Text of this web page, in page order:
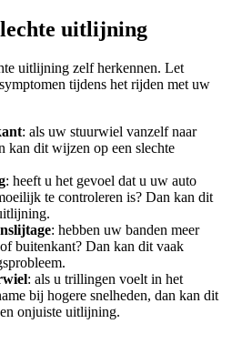
uitlijning
uitlijning zelf herkennen. Let
tijdens het rijden met uw
: als uw stuurwiel vanzelf naar
kan dit wijzen op een slechte
: heeft u het gevoel dat u uw auto
te controleren is? Dan kan dit
: hebben uw banden meer
buitenkant? Dan kan dit vaak
: als u trillingen voelt in het
bij hogere snelheden, dan kan dit
onjuiste uitlijning.